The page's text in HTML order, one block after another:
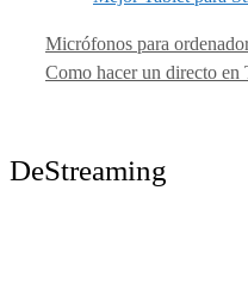
Micrófonos para
Como hacer un directo
DeStreaming